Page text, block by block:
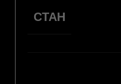
СТАН